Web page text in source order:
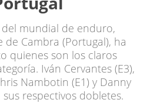
mundial de enduro,
de Cambra (Portugal), ha
quienes son los claros
Iván Cervantes (E3),
Nambotin (E1) y Danny
sus respectivos dobletes.